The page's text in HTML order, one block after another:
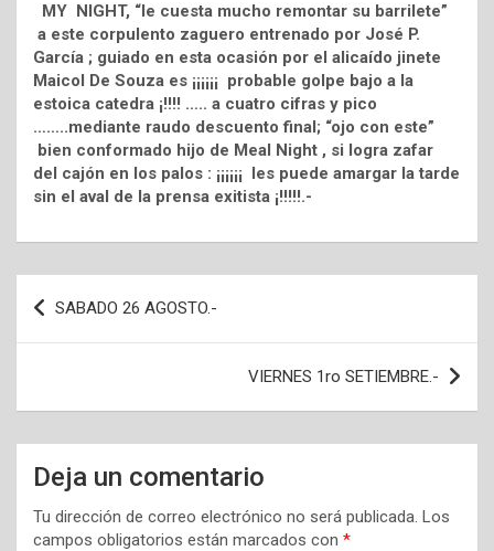
MY NIGHT, “le cuesta mucho remontar su barrilete”
a este corpulento zaguero entrenado por José P.
García ; guiado en esta ocasión por el alicaído jinete
Maicol De Souza es ¡¡¡¡¡¡ probable golpe bajo a la
estoica catedra ¡!!!! ….. a cuatro cifras y pico
……..mediante raudo descuento final; “ojo con este”
bien conformado hijo de Meal Night , si logra zafar
del cajón en los palos : ¡¡¡¡¡¡ les puede amargar la tarde
sin el aval de la prensa exitista ¡!!!!!.-
Navegación
de
SABADO 26 AGOSTO.-
VIERNES 1ro SETIEMBRE.-
Deja un comentario
Tu dirección de correo electrónico no será publicada. Los
campos obligatorios están marcados con *